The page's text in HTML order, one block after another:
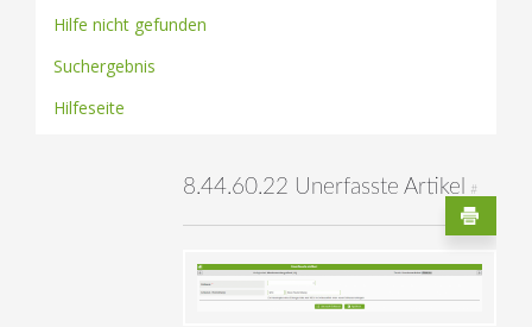
Hilfe nicht gefunden
Suchergebnis
Hilfeseite
8.44.60.22 Unerfasste Artikel #